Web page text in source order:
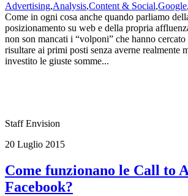
Advertising,Analysis,Content & Social,Google,
Come in ogni cosa anche quando parliamo
posizionamento su web e della propria
non son mancati i “volponi” che hanno
risultare ai primi posti senza averne realmente
investito le giuste somme...
Staff Envision
20 Luglio 2015
Come funzionano le Call to
Facebook?